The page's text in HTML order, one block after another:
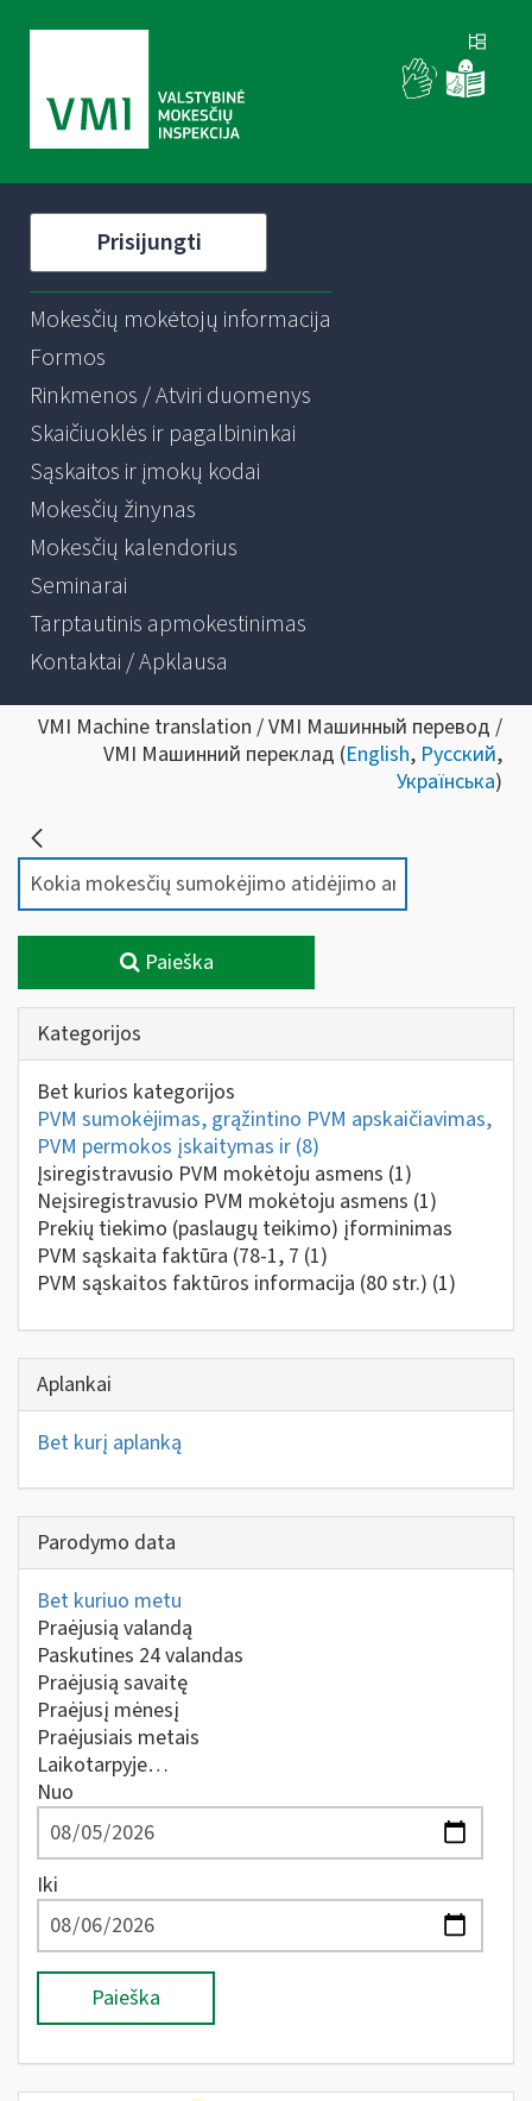
Prisijungti
Mokesčių mokėtojų informacija
Formos
Rinkmenos / Atviri duomenys
Skaičiuoklės ir pagalbininkai
Sąskaitos ir įmokų kodai
Mokesčių žinynas
Mokesčių kalendorius
Seminarai
Tarptautinis apmokestinimas
Kontaktai / Apklausa
VMI Machine translation / VMI Машинный перевод /
VMI Машинний переклад (English, Русский,
Українська)
Paieška
Kategorijos
Bet kurios kategorijos
PVM sumokėjimas, grąžintino PVM apskaičiavimas,
PVM permokos įskaitymas ir (8)
Įsiregistravusio PVM mokėtoju asmens (1)
Neįsiregistravusio PVM mokėtoju asmens (1)
Prekių tiekimo (paslaugų teikimo) įforminimas
PVM sąskaita faktūra (78-1, 7 (1)
PVM sąskaitos faktūros informacija (80 str.) (1)
Aplankai
Bet kurį aplanką
Parodymo data
Bet kuriuo metu
Praėjusią valandą
Paskutines 24 valandas
Praėjusią savaitę
Praėjusį mėnesį
Praėjusiais metais
Laikotarpyje…
Nuo
Iki
Paieška